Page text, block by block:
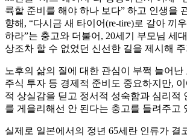
륙할 준비를 해야 하나 보다” 하고 인생을
향해, “다시금 새 타이어(re-tire)로 갈아 끼
하라”는 충고와 더불어, 20세기 부모님 세
상조차 할 수 없었던 신선한 길을 제시해
노후의 삶의 질에 대한 관심이 부쩍 늘어난
주식 투자 등 경제적 준비도 중요하지만,
적 상실감을 딛고 정서적 성숙함과 심리적
를 게을리해선 안 된다는 충고를 들려주고
실제로 일본에서의 정년 65세란 인류가 결